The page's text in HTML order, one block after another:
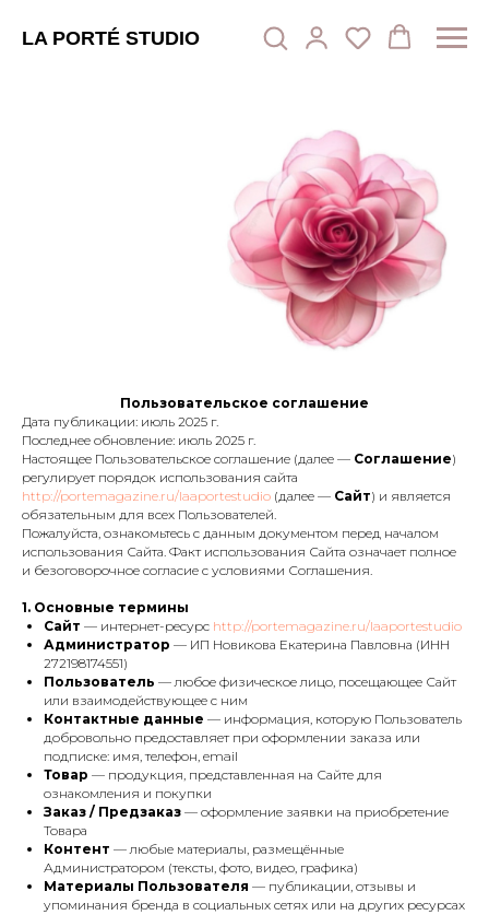
LA PORTÉ STUDIO
Пользовательское соглашение
Дата публикации: июль 2025 г.
Последнее обновление: июль 2025 г.
Настоящее Пользовательское соглашение (далее — Соглашение)
регулирует порядок использования сайта
http://portemagazine.ru/laaportestudio (далее — Сайт) и является
обязательным для всех Пользователей.
Пожалуйста, ознакомьтесь с данным документом перед началом
использования Сайта. Факт использования Сайта означает полное
и безоговорочное согласие с условиями Соглашения.
1. Основные термины
Сайт — интернет-ресурс http://portemagazine.ru/laaportestudio
Администратор — ИП Новикова Екатерина Павловна (ИНН
272198174551)
Пользователь — любое физическое лицо, посещающее Сайт
или взаимодействующее с ним
Контактные данные — информация, которую Пользователь
добровольно предоставляет при оформлении заказа или
подписке: имя, телефон, email
Товар — продукция, представленная на Сайте для
ознакомления и покупки
Заказ / Предзаказ — оформление заявки на приобретение
Товара
Контент — любые материалы, размещённые
Администратором (тексты, фото, видео, графика)
Материалы Пользователя — публикации, отзывы и
упоминания бренда в социальных сетях или на других ресурсах